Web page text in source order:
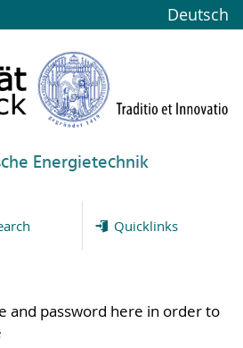
Deutsch
Energietechnik
Quicklinks
and password here in order to